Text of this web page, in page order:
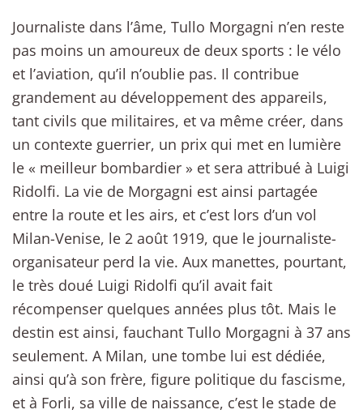
Journaliste dans l’âme, Tullo Morgagni n’en reste
pas moins un amoureux de deux sports : le vélo
et l’aviation, qu’il n’oublie pas. Il contribue
grandement au développement des appareils,
tant civils que militaires, et va même créer, dans
un contexte guerrier, un prix qui met en lumière
le « meilleur bombardier » et sera attribué à Luigi
Ridolfi. La vie de Morgagni est ainsi partagée
entre la route et les airs, et c’est lors d’un vol
Milan-Venise, le 2 août 1919, que le journaliste-
organisateur perd la vie. Aux manettes, pourtant,
le très doué Luigi Ridolfi qu’il avait fait
récompenser quelques années plus tôt. Mais le
destin est ainsi, fauchant Tullo Morgagni à 37 ans
seulement. A Milan, une tombe lui est dédiée,
ainsi qu’à son frère, figure politique du fascisme,
et à Forli, sa ville de naissance, c’est le stade de